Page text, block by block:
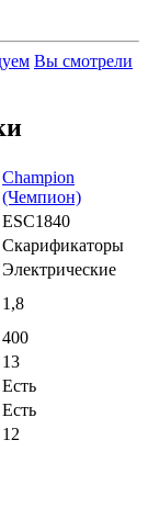
Вы смотрели
Champion
(Чемпион)
ESC1840
Скарификаторы
Электрические
1,8
400
13
Есть
Есть
12